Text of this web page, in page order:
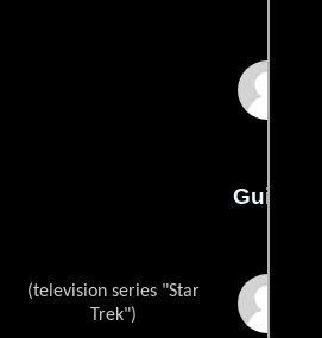
Guión
(television series "Star
Trek")